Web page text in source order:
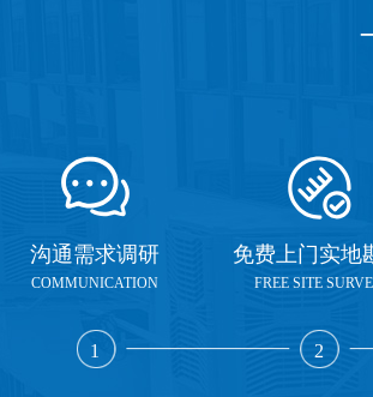
沟通需求调研
COMMUNICATION
1
免费上门实地
FREE SITE
2